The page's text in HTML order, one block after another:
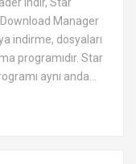
Manager
indirme, dosyaları
programıdır. Star
aynı anda...